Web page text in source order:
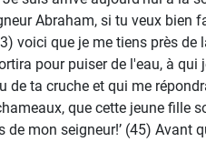
Abraham, si tu veux bien
voici que je me tiens près de
pour puiser de l'eau, à qui
de ta cruche et qui me
que cette jeune fille
de mon seigneur!’ (45) Avant